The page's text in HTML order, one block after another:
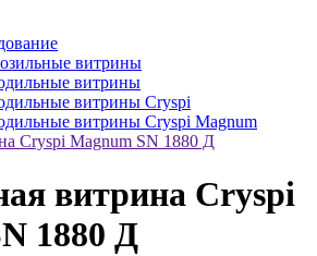
витрины
витрины
витрины Cryspi
витрины Cryspi Magnum
Cryspi Magnum SN 1880 Д
витрина Cryspi
1880 Д